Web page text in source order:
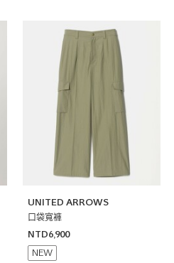
UNITED ARROWS
口袋寬褲
NTD6,900
NEW